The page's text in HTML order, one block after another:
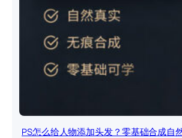
PS怎么给人物添加头发？零基础合成自